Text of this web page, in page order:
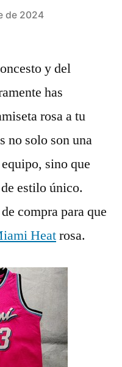
de 2024
y del
has
rosa a tu
no solo son una
sino que
estilo único.
compra para que
Heatrosa.